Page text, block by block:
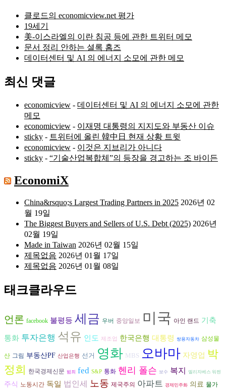
클로드의 economicview.net 평가
19세기
美-이스라엘의 이란 침공 등에 관한 트위터 메모
문서 정리 안하는 셜록 홈즈
데이터센터 및 AI 의 에너지 소모에 관한 메모
최신 댓글
economicview - 데이터센터 및 AI 의 에너지 소모에 관한
메모
economicview - 이재명 대통령의 지지도와 부동산 이슈
sticky - 트위터에 올린 韓中日 현재 상황 트윗
economicview - 이것은 지브리가 아니다
sticky - “기술산업복합체”의 등장을 경고하는 조 바이든
EconomiX
China&rsquo;s Largest Trading Partners in 2025 2026년 02
월 19일
The Biggest Buyers and Sellers of U.S. Debt (2025) 2026년
02월 19일
Made in Taiwan 2026년 02월 15일
제목없음 2026년 01월 17일
제목없음 2026년 01월 08일
태크클라우드
언론 facebook 불평등 세금 우버 중앙일보 미국 아인 랜드 기축
통화 투자은행 석유 인도 제조업 한국은행 대통령 쌍용자동차 삼성물
산 그림 부동산PF 산업은행 선거 영화 MBS 오바마 자영업 박
정희
한국경제신문 범죄 fed S&P 통화 헨리 폴슨 보수 복지 엘리자베스 워렌
주식 노동시간 독일 법인세 노동 제국주의 아파트 경제민주화 의료 물가